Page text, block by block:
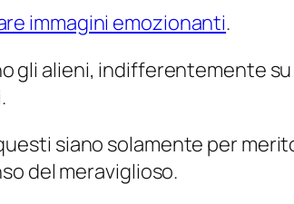
immagini emozionanti.
gli alieni, indifferentemente
siano solamente per
del meraviglioso.